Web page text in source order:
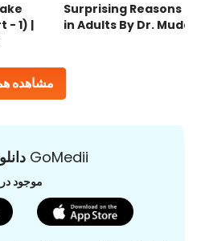
مشاهده
- 1) |
Surprising Reasons
in Adults By Dr.
برنامه GoMedii
موجود در